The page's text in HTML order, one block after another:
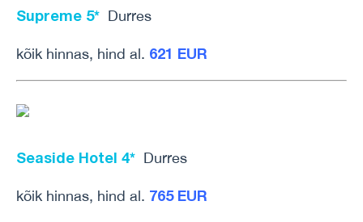
Supreme 5* Durres
kõik hinnas, hind al. 621 EUR
Seaside Hotel 4* Durres
kõik hinnas, hind al. 765 EUR